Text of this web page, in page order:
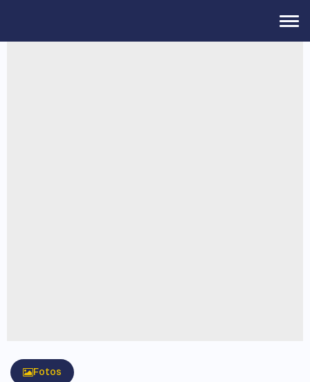
Fotos